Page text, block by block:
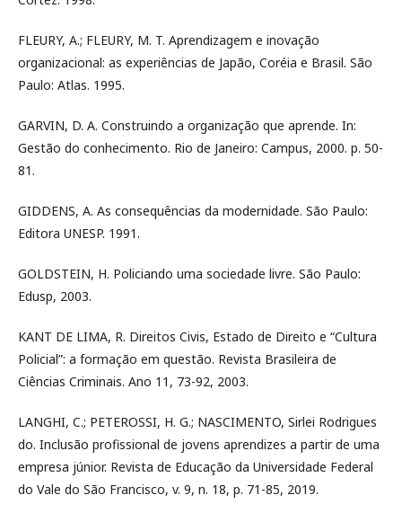
FLEURY, A.; FLEURY, M. T. Aprendizagem e inovação
organizacional: as experiências de Japão, Coréia e Brasil. São
Paulo: Atlas. 1995.
GARVIN, D. A. Construindo a organização que aprende. In:
Gestão do conhecimento. Rio de Janeiro: Campus, 2000. p. 50-
81.
GIDDENS, A. As consequências da modernidade. São Paulo:
Editora UNESP. 1991.
GOLDSTEIN, H. Policiando uma sociedade livre. São Paulo:
Edusp, 2003.
KANT DE LIMA, R. Direitos Civis, Estado de Direito e “Cultura
Policial”: a formação em questão. Revista Brasileira de
Ciências Criminais. Ano 11, 73-92, 2003.
LANGHI, C.; PETEROSSI, H. G.; NASCIMENTO, Sirlei Rodrigues
do. Inclusão profissional de jovens aprendizes a partir de uma
empresa júnior. Revista de Educação da Universidade Federal
do Vale do São Francisco, v. 9, n. 18, p. 71-85, 2019.